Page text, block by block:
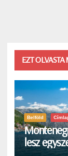
EZT OLVASTA
Belföld
lesz